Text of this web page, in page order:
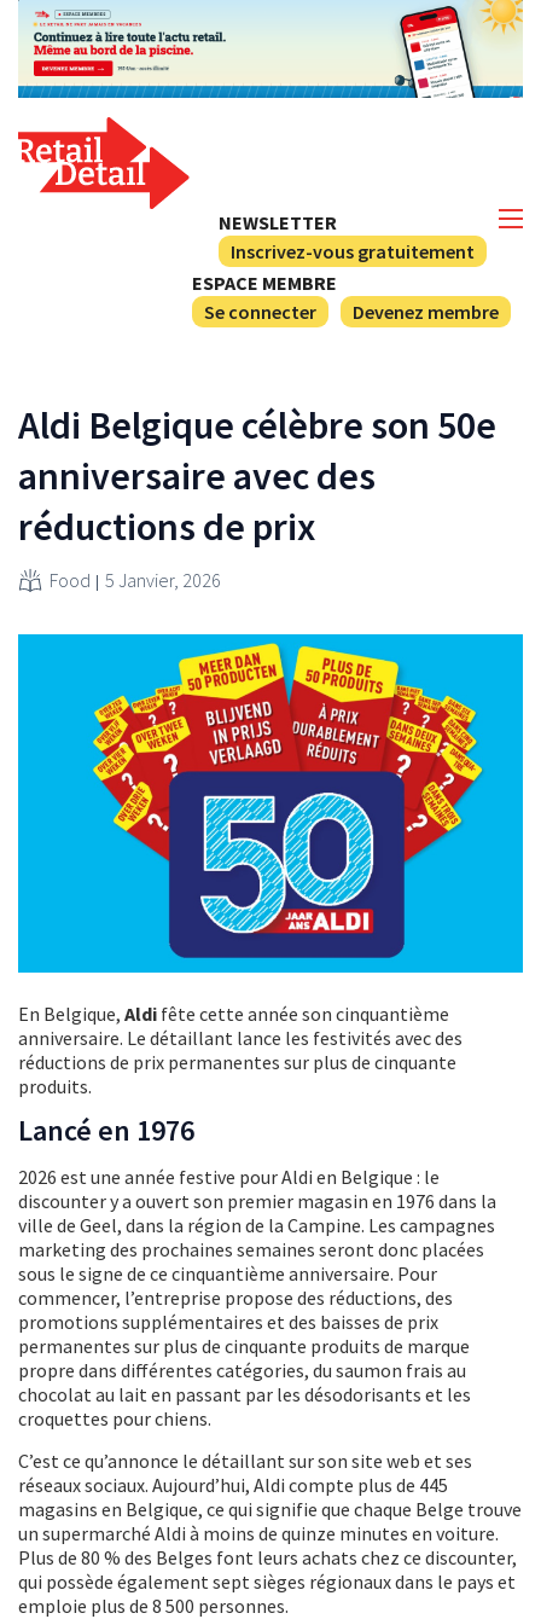
NEWSLETTER
Inscrivez-vous gratuitement
ESPACE MEMBRE
Se connecter
Devenez membre
Aldi Belgique célèbre son 50e
anniversaire avec des
réductions de prix
Food 5 Janvier, 2026
En Belgique, Aldi fête cette année son cinquantième
anniversaire. Le détaillant lance les festivités avec des
réductions de prix permanentes sur plus de cinquante
produits.
Lancé en 1976
2026 est une année festive pour Aldi en Belgique : le
discounter y a ouvert son premier magasin en 1976 dans la
ville de Geel, dans la région de la Campine. Les campagnes
marketing des prochaines semaines seront donc placées
sous le signe de ce cinquantième anniversaire. Pour
commencer, l’entreprise propose des réductions, des
promotions supplémentaires et des baisses de prix
permanentes sur plus de cinquante produits de marque
propre dans différentes catégories, du saumon frais au
chocolat au lait en passant par les désodorisants et les
croquettes pour chiens.
C’est ce qu’annonce le détaillant sur son site web et ses
réseaux sociaux. Aujourd’hui, Aldi compte plus de 445
magasins en Belgique, ce qui signifie que chaque Belge trouve
un supermarché Aldi à moins de quinze minutes en voiture.
Plus de 80 % des Belges font leurs achats chez ce discounter,
qui possède également sept sièges régionaux dans le pays et
emploie plus de 8 500 personnes.